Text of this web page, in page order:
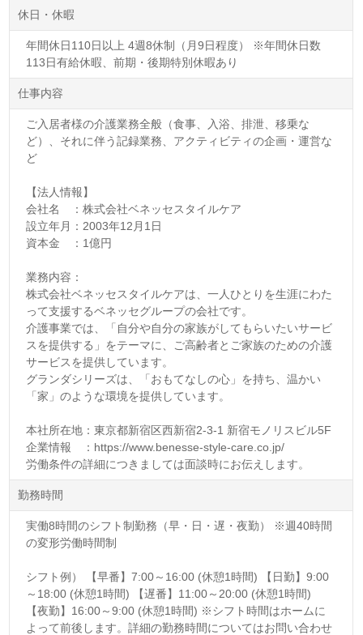
休日・休暇
年間休日110日以上 4週8休制（月9日程度） ※年間休日数
113日有給休暇、前期・後期特別休暇あり
仕事内容
ご入居者様の介護業務全般（食事、入浴、排泄、移乗な
ど）、それに伴う記録業務、アクティビティの企画・運営な
ど
【法人情報】
会社名 ：株式会社ベネッセスタイルケア
設立年月：2003年12月1日
資本金 ：1億円
業務内容：
株式会社ベネッセスタイルケアは、一人ひとりを生涯にわた
って支援するベネッセグループの会社です。
介護事業では、「自分や自分の家族がしてもらいたいサービ
スを提供する」をテーマに、ご高齢者とご家族のための介護
サービスを提供しています。
グランダシリーズは、「おもてなしの心」を持ち、温かい
「家」のような環境を提供しています。
本社所在地：東京都新宿区西新宿2-3-1 新宿モノリスビル5F
企業情報 ：https://www.benesse-style-care.co.jp/
労働条件の詳細につきましては面談時にお伝えします。
勤務時間
実働8時間のシフト制勤務（早・日・遅・夜勤） ※週40時間
の変形労働時間制
シフト例） 【早番】7:00～16:00 (休憩1時間) 【日勤】9:00
～18:00 (休憩1時間) 【遅番】11:00～20:00 (休憩1時間)
【夜勤】16:00～9:00 (休憩1時間) ※シフト時間はホームに
よって前後します。詳細の勤務時間についてはお問い合わせ